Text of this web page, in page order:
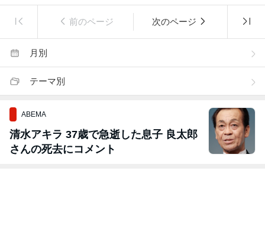
前のページ 次のページ
月別
テーマ別
ABEMA
清水アキラ 37歳で急逝した息子 良太郎
さんの死去にコメント